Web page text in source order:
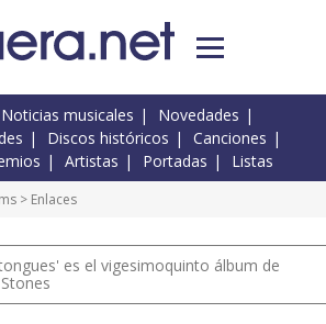
Noticias musicales
Novedades
Discos históricos
Canciones
Artistas Portadas Listas
> Enlaces
es el vigesimoquinto álbum de